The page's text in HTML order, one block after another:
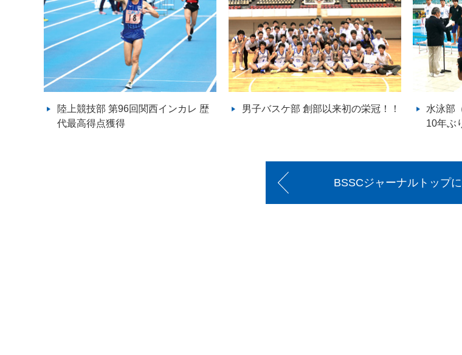
陸上競技部 第96回関西インカレ 歴
代最高得点獲得
男子バスケ部 創部以来初の栄冠！！
水泳部
10年ぶ
BSSCジャーナルトップ